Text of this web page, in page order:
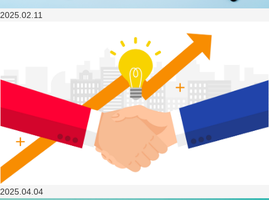
2025.02.11
2025.04.04